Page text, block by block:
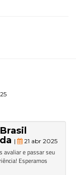
| 21 abr 2025
avaliar e passar seu
Esperamos